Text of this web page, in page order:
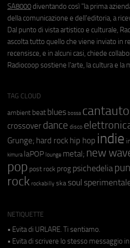
SA8000 diventando così "la prima
della comunicazione e dell'editoria, a
Dal punto di vista artistico e culturale,
ascolta tutto quello che viene inviato in
recensisce, e in alcuni casi, chiede
Radiocoop sostiene l'arte, la cultura e la
TAG CLOUD
ambient beat blues bossa
crossover dance disco
Grunge; hard rock hip hop indie
kimura laPOP lounge metal; new
pop post rock prog psichedelia
rock rockabilly ska soul
NETIQUETTE
• Evita di URLARE. Ti sentiamo.
• Evita di scrivere lo stesso messaggio